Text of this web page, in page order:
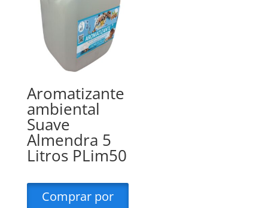
Aromatizante
ambiental
Suave
Almendra 5
Litros PLim50
Comprar por